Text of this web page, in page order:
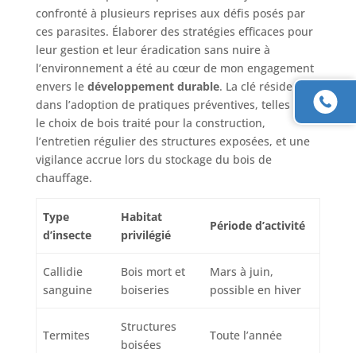
confronté à plusieurs reprises aux défis posés par
ces parasites. Élaborer des stratégies efficaces pour
leur gestion et leur éradication sans nuire à
l’environnement a été au cœur de mon engagement
envers le développement durable. La clé réside
dans l’adoption de pratiques préventives, telles que
le choix de bois traité pour la construction,
l’entretien régulier des structures exposées, et une
vigilance accrue lors du stockage du bois de
chauffage.
Type
d’insecte
Habitat
privilégié
Période d’activité
Callidie
sanguine
Bois mort et
boiseries
Mars à juin,
possible en hiver
Termites
Structures
boisées
Toute l’année